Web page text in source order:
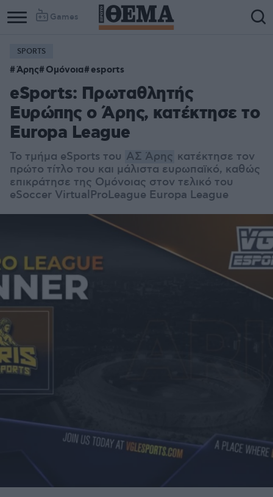
Games
SPORTS
Άρης Ομόνοια esports
eSports: Πρωταθλητής
Ευρώπης ο Άρης, κατέκτησε το
Europa League
Το τμήμα eSports του ΑΣ Άρης κατέκτησε τον
πρώτο τίτλο του και μάλιστα ευρωπαϊκό, καθώς
επικράτησε της Ομόνοιας στον τελικό του
eSoccer VirtualProLeague Europa League